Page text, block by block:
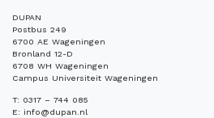
DUPAN
Postbus 249
6700 AE Wageningen
Bronland 12-D
6708 WH Wageningen
Campus Universiteit Wageningen
T: 0317 – 744 085
E: info@dupan.nl